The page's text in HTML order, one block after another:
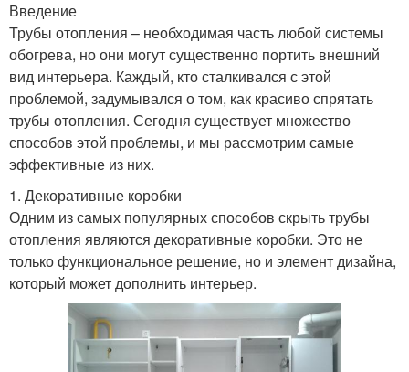
Введение
Трубы отопления – необходимая часть любой системы
обогрева, но они могут существенно портить внешний
вид интерьера. Каждый, кто сталкивался с этой
проблемой, задумывался о том, как красиво спрятать
трубы отопления. Сегодня существует множество
способов этой проблемы, и мы рассмотрим самые
эффективные из них.
1. Декоративные коробки
Одним из самых популярных способов скрыть трубы
отопления являются декоративные коробки. Это не
только функциональное решение, но и элемент дизайна,
который может дополнить интерьер.